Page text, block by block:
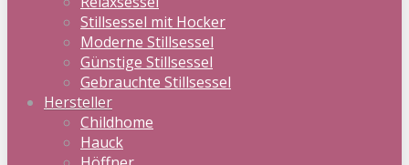
Stillsessel mit Hocker
Moderne Stillsessel
Günstige Stillsessel
Gebrauchte Stillsessel
Hersteller
Childhome
Hauck